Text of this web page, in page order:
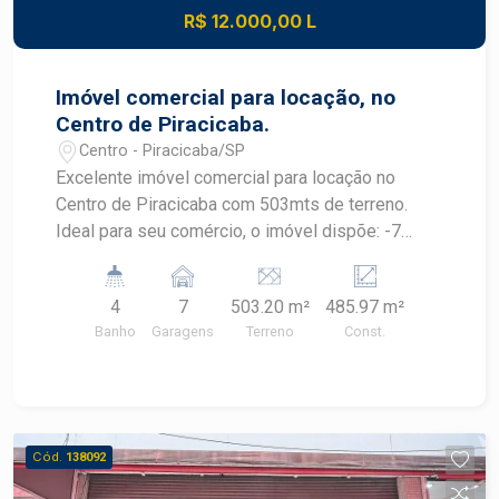
R$ 12.000,00 L
Imóvel comercial para locação, no
Centro de Piracicaba.
Centro - Piracicaba/SP
Excelente imóvel comercial para locação no
Centro de Piracicaba com 503mts de terreno.
Ideal para seu comércio, o imóvel dispõe: -7
central; -Cozinha ampla; -Piso superior e Inferior
com varias salas divididas em Drywall; -Sala
Cofre -Sala de energia com geradores; Agende
4
Banho
7
Garagens
503.20 m²
Terreno
485.97 m²
Const.
Cód. 138092